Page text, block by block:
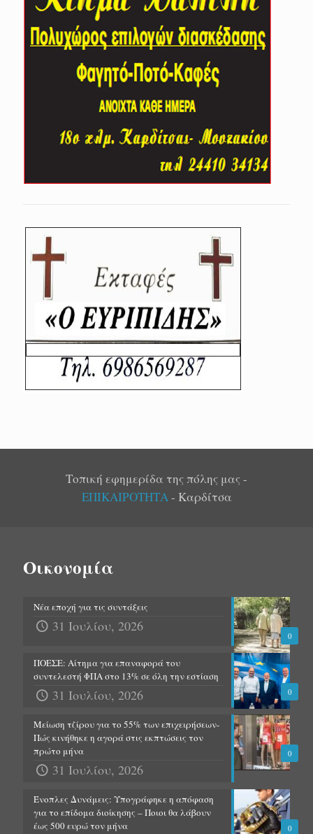
Τοπική εφημερίδα της πόλης μας -
ΕΠΙΚΑΙΡΟΤΗΤΑ- Καρδίτσα
Οικονομία
0
Νέα εποχή για τις συντάξεις
31 Ιουλίου, 2026
0
ΠΟΕΣΕ: Αίτημα για επαναφορά του
συντελεστή ΦΠΑ στο 13% σε όλη την εστίαση
31 Ιουλίου, 2026
0
Μείωση τζίρου για το 55% των επιχειρήσεων-
Πώς κινήθηκε η αγορά στις εκπτώσεις τον
πρώτο μήνα
31 Ιουλίου, 2026
0
Ένοπλες Δυνάμεις: Υπογράφηκε η απόφαση
για το επίδομα διοίκησης – Ποιοι θα λάβουν
έως 500 ευρώ τον μήνα